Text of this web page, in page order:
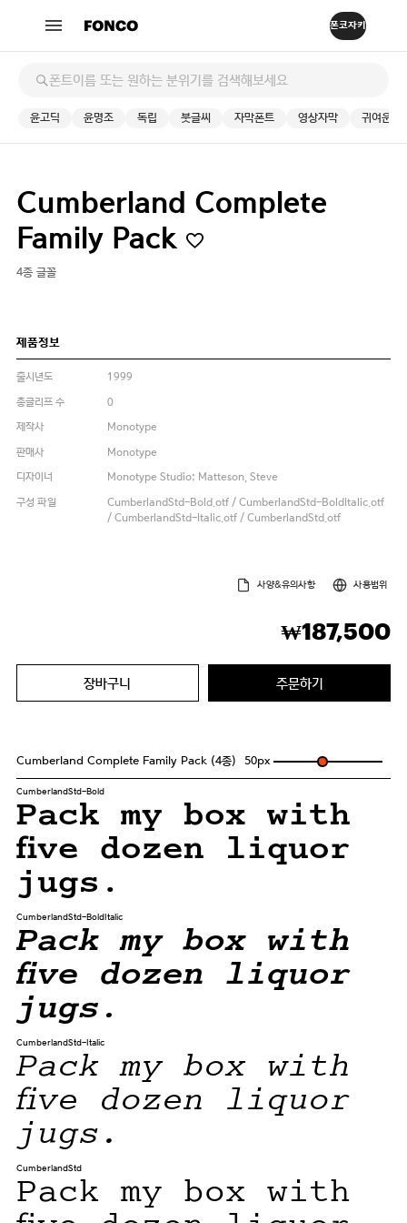
윤고딕 윤명조 독립 붓글씨 자막폰트 영상자막 귀여운
Cumberland Complete
Family Pack
4종 글꼴
제품정보
출시년도
1999
총글리프 수
0
제작사
Monotype
판매사
Monotype
디자이너
Monotype Studio; Matteson, Steve
구성 파일
CumberlandStd-Bold.otf / CumberlandStd-BoldItalic.otf
/ CumberlandStd-Italic.otf / CumberlandStd.otf
사양&유의사항 사용범위
₩187,500
장바구니 주문하기
Cumberland Complete Family Pack (4종) 50px
CumberlandStd-Bold
Pack my box with
five dozen liquor
jugs.
CumberlandStd-BoldItalic
Pack my box with
five dozen liquor
jugs.
CumberlandStd-Italic
Pack my box with
five dozen liquor
jugs.
CumberlandStd
Pack my box with